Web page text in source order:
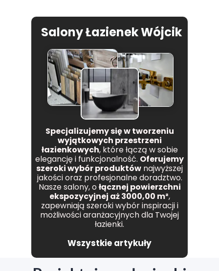
Salony Łazienek Wójcik
Specjalizujemy się w tworzeniu
wyjątkowych przestrzeni
łazienkowych, które łączą w sobie
elegancję i funkcjonalność. Oferujemy
szeroki wybór produktów najwyższej
jakości oraz profesjonalne doradztwo.
Nasze salony, o łącznej powierzchni
ekspozycyjnej aż 3000,00 m²,
zapewniają szeroki wybór inspiracji i
możliwości aranżacyjnych dla Twojej
łazienki.
Wszystkie artykuły